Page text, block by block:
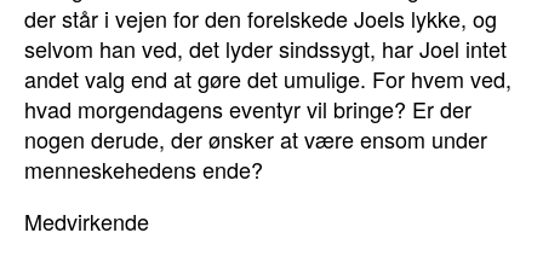
der står i vejen for den forelskede Joels lykke, og
selvom han ved, det lyder sindssygt, har Joel intet
andet valg end at gøre det umulige. For hvem ved,
hvad morgendagens eventyr vil bringe? Er der
nogen derude, der ønsker at være ensom under
menneskehedens ende?
Medvirkende